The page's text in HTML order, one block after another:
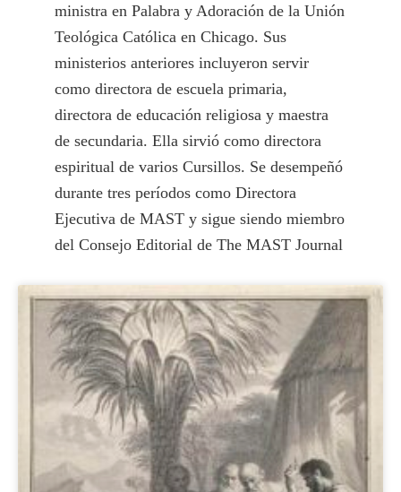
ministra en Palabra y Adoración de la Unión
Teológica Católica en Chicago. Sus
ministerios anteriores incluyeron servir
como directora de escuela primaria,
directora de educación religiosa y maestra
de secundaria. Ella sirvió como directora
espiritual de varios Cursillos. Se desempeñó
durante tres períodos como Directora
Ejecutiva de MAST y sigue siendo miembro
del Consejo Editorial de The MAST Journal